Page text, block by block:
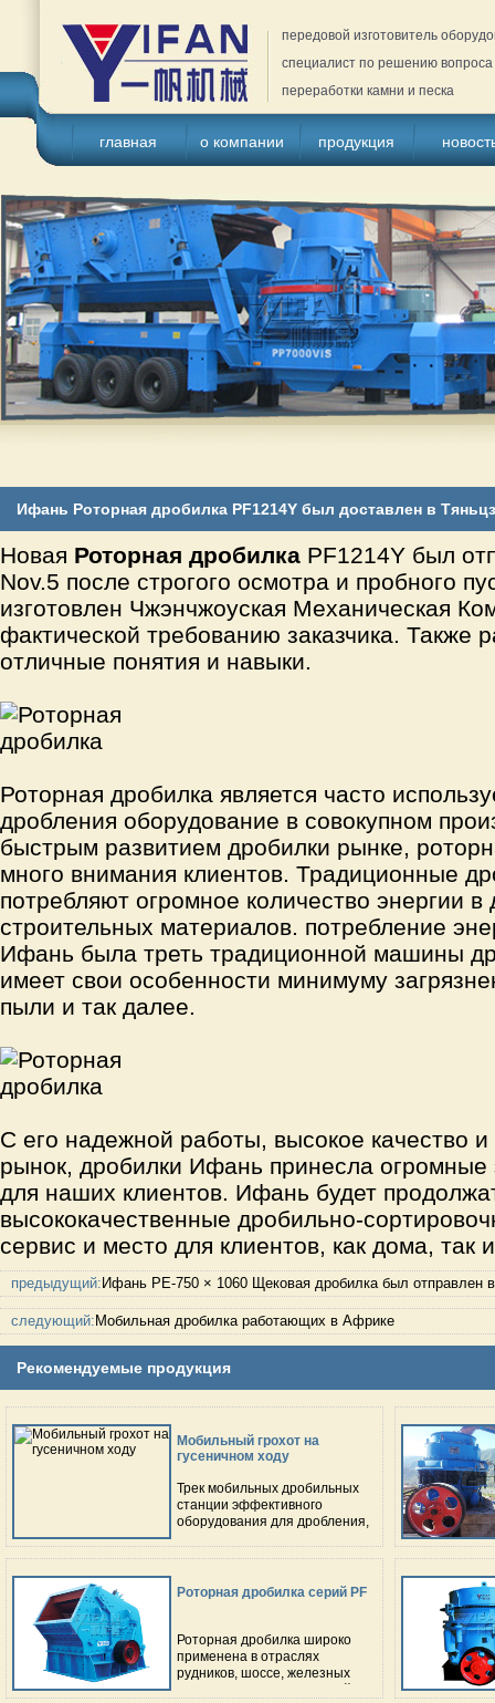
передовой изготовитель
специалист по решению вопроса
переработки камни и песка
главная о компании продукция
Ифань Роторная дробилка PF1214Y был доставлен в
Новая Роторная дробилка PF1214Y был
Nov.5 после строгого осмотра и пробного
изготовлен Чжэнчжоуская Механическая
фактической требованию заказчика. Также
отличные понятия и навыки.
Роторная дробилка является часто
дробления оборудование в совокупном
быстрым развитием дробилки рынке,
много внимания клиентов. Традиционные
потребляют огромное количество энергии
строительных материалов. потребление
Ифань была треть традиционной машины
имеет свои особенности минимуму
пыли и так далее.
С его надежной работы, высокое качество
рынок, дробилки Ифань принесла огромные
для наших клиентов. Ифань будет
высококачественные дробильно-
сервис и место для клиентов, как дома,
предыдущий: Ифань PE-750 × 1060 Щековая дробилка был отправлен
следующий: Мобильная дробилка работающих в Африке
Рекомендуемые продукция
Мобильный грохот на
гусеничном ходу
Трек мобильных дробильных
станции эффективного
оборудования для дробления,
самостоятельного вождения,
полный набор функций. В
любой точки на рабочем месте.
Роторная дробилка серий PF
Роторная дробилка широко
применена в отраслях
рудников, шоссе, железных